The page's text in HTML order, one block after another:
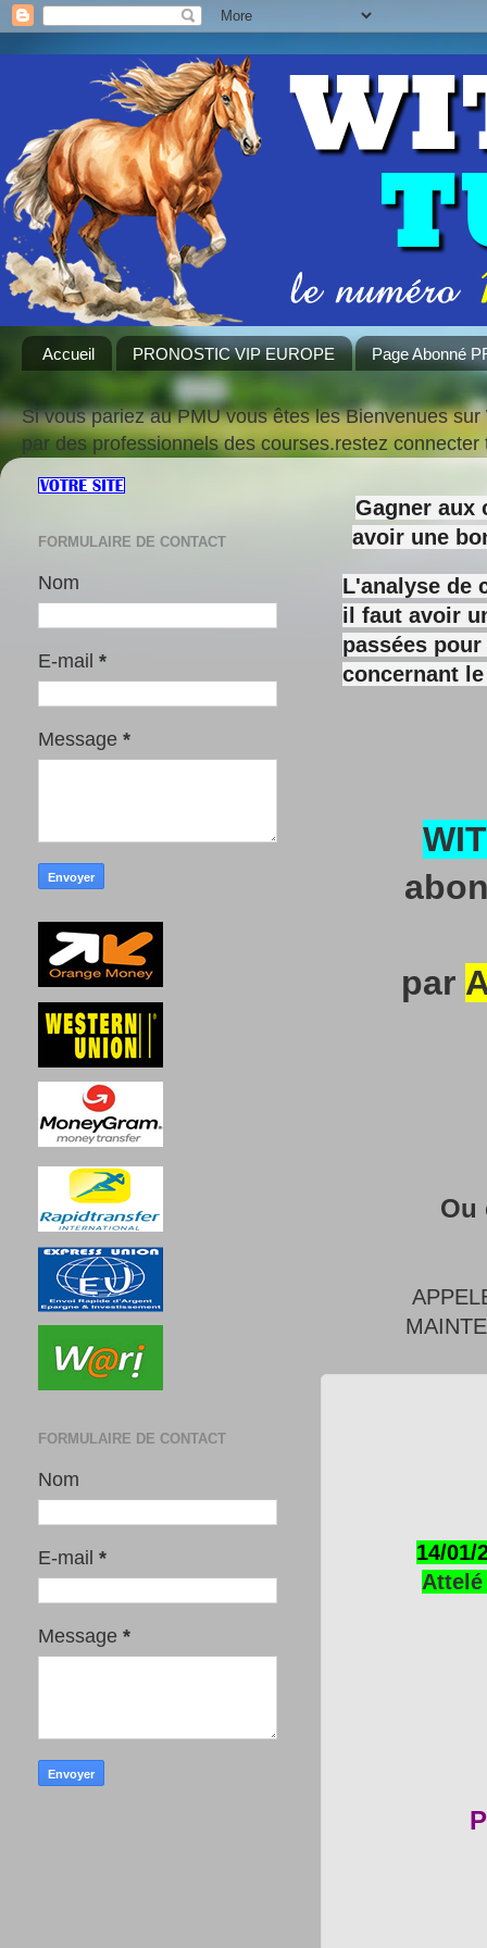
Accueil PRONOSTIC VIP EUROPE Page Abonné
Si vous pariez au PMU vous êtes les Bienvenues
par des professionnels des courses.restez
Gagner aux
avoir une
L'analyse de
il faut avoir
passées
concernant
par
Ou
14/01/
Attelé
FORMULAIRE DE CONTACT
Nom
E-mail *
Message *
FORMULAIRE DE CONTACT
Nom
E-mail *
Message *